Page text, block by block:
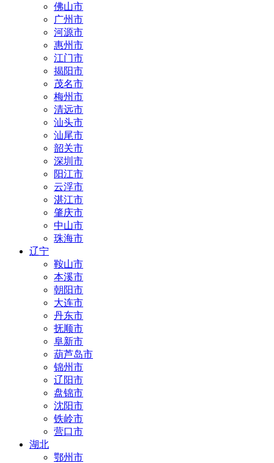
佛山市
广州市
河源市
惠州市
江门市
揭阳市
茂名市
梅州市
清远市
汕头市
汕尾市
韶关市
深圳市
阳江市
云浮市
湛江市
肇庆市
中山市
珠海市
辽宁
鞍山市
本溪市
朝阳市
大连市
丹东市
抚顺市
阜新市
葫芦岛市
锦州市
辽阳市
盘锦市
沈阳市
铁岭市
营口市
湖北
鄂州市